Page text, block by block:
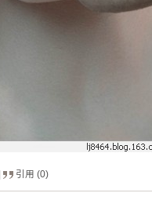
引用 (0)